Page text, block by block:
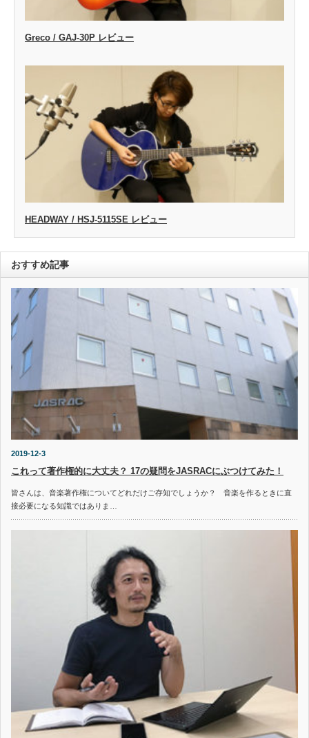
Greco / GAJ-30P レビュー
HEADWAY / HSJ-5115SE レビュー
おすすめ記事
2019-12-3
これって著作権的に大丈夫？ 17の疑問をJASRACにぶつけてみた！
皆さんは、音楽著作権についてどれだけご存知でしょうか？ 音楽を作るときに直
接必要になる知識ではありま…